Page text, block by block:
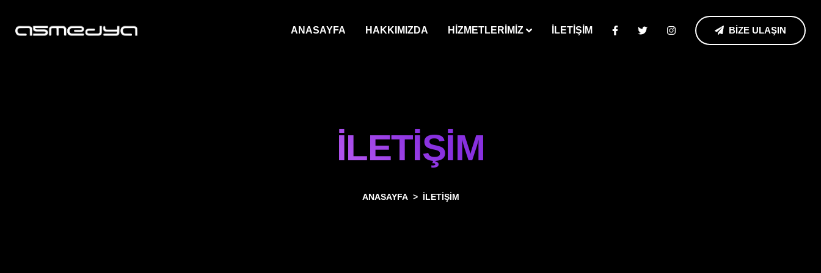
ANASAYFA HAKKIMIZDA HİZMETLERİMİZ İLETİŞİM BİZE ULAŞIN
İLETİŞİM
ANASAYFA İLETİŞİM